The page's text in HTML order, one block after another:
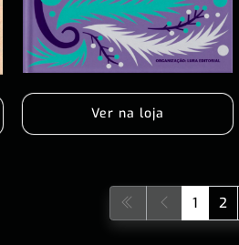
Ver na loja
1 2